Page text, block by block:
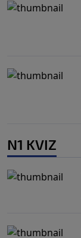
N1 KVIZ